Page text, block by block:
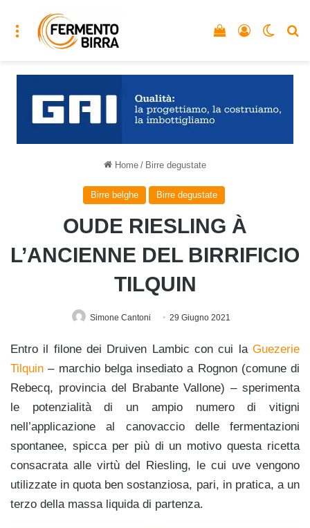
Menu Accedi
Vedi il carrello
Home / Birre degustate
Birre belghe Birre degustate
OUDE RIESLING À
L’ANCIENNE DEL BIRRIFICIO
TILQUIN
Simone Cantoni 29 Giugno 2021
Entro il filone dei Druiven Lambic con cui la Guezerie
Tilquin – marchio belga insediato a Rognon (comune di
Rebecq, provincia del Brabante Vallone) – sperimenta
le potenzialità di un ampio numero di vitigni
nell’applicazione al canovaccio delle fermentazioni
spontanee, spicca per più di un motivo questa ricetta
consacrata alle virtù del Riesling, le cui uve vengono
utilizzate in quota ben sostanziosa, pari, in pratica, a un
terzo della massa liquida di partenza.